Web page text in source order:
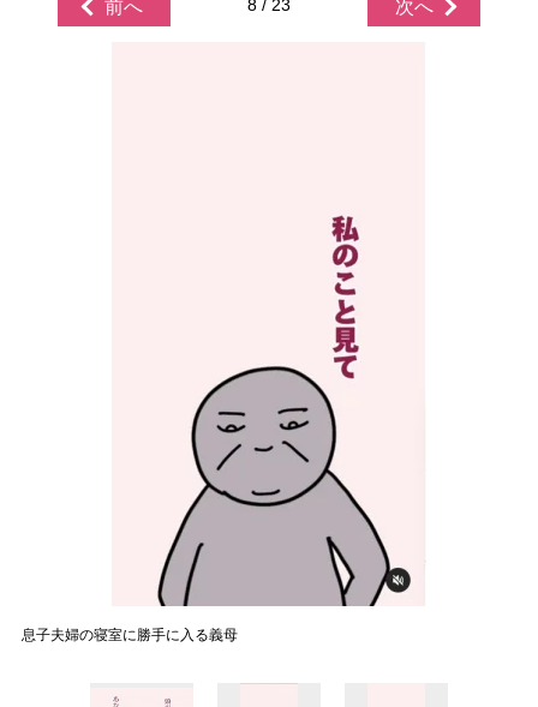
前へ 8 / 23 次へ
息子夫婦の寝室に勝手に入る義母